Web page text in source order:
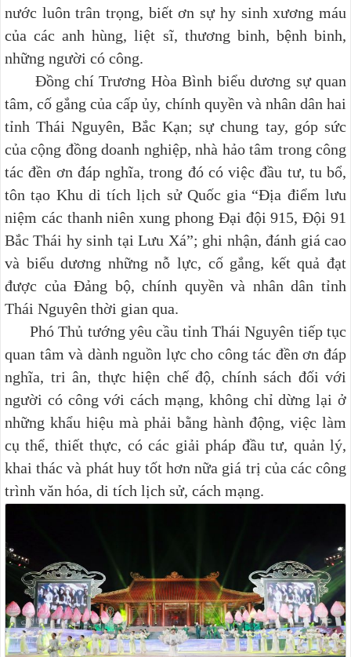
nước luôn trân trọng, biết ơn sự hy sinh xương máu
của các anh hùng, liệt sĩ, thương binh, bệnh binh,
những người có công.
Đồng chí Trương Hòa Bình biểu dương sự quan
tâm, cố gắng của cấp ủy, chính quyền và nhân dân hai
tỉnh Thái Nguyên, Bắc Kạn; sự chung tay, góp sức
của cộng đồng doanh nghiệp, nhà hảo tâm trong công
tác đền ơn đáp nghĩa, trong đó có việc đầu tư, tu bổ,
tôn tạo Khu di tích lịch sử Quốc gia “Địa điểm lưu
niệm các thanh niên xung phong Đại đội 915, Đội 91
Bắc Thái hy sinh tại Lưu Xá”; ghi nhận, đánh giá cao
và biểu dương những nỗ lực, cố gắng, kết quả đạt
được của Đảng bộ, chính quyền và nhân dân tỉnh
Thái Nguyên thời gian qua.
Phó Thủ tướng yêu cầu tỉnh Thái Nguyên tiếp tục
quan tâm và dành nguồn lực cho công tác đền ơn đáp
nghĩa, tri ân, thực hiện chế độ, chính sách đối với
người có công với cách mạng, không chỉ dừng lại ở
những khẩu hiệu mà phải bằng hành động, việc làm
cụ thể, thiết thực, có các giải pháp đầu tư, quản lý,
khai thác và phát huy tốt hơn nữa giá trị của các công
trình văn hóa, di tích lịch sử, cách mạng.